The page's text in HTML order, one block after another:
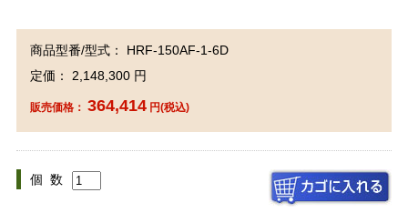
商品型番/型式： HRF-150AF-1-6D
定価： 2,148,300 円
販売価格： 364,414円(税込)
個 数